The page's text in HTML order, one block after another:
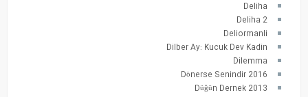
Deliha
Deliha 2
Deliormanli
Dilber Ay: Kucuk Dev Kadin
Dilemma
Dönerse Senindir 2016
Düğün Dernek 2013